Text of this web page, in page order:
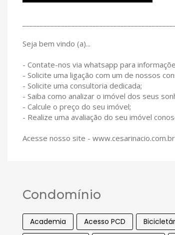
Seja bem vindo (a)...
- Contate-nos via whatsapp para
- Solicite uma ligação com um de nossos
- Solicite uma consultoria dedicada;
- Saiba como analizar o imóvel dos seus
- Calcule o preço do seu imóvel;
- Realize uma avaliação do seu imóvel
Acesse nosso site - www.cesarinacio.com.br
Condomínio
Academia Acesso PCD